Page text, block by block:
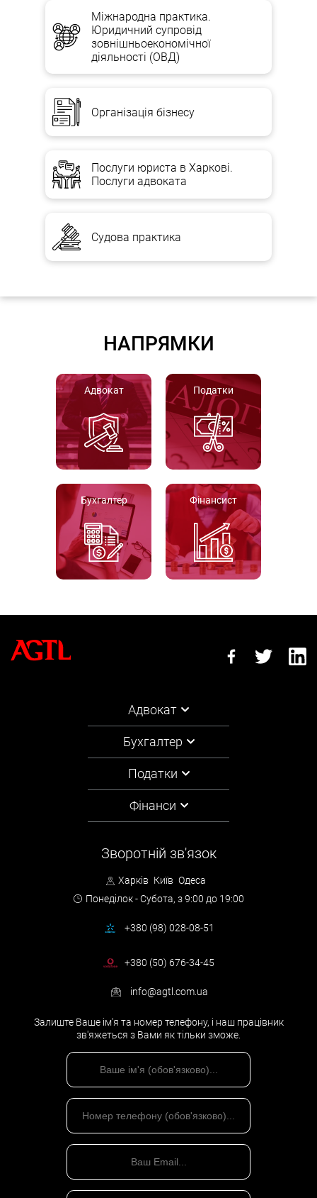
Міжнародна практика.
Юридичний супровід
зовнішньоекономічної
діяльності (ОВД)
Організація бізнесу
Послуги юриста в Харкові.
Послуги адвоката
Судова практика
НАПРЯМКИ
Адвокат Податки
Бухгалтер Фінансист
Адвокат
Бухгалтер
Податки
Фінанси
Зворотній зв'язок
Харків Київ Одеса
Понеділок - Субота, з 9:00 до 19:00
+380 (98) 028-08-51
+380 (50) 676-34-45
info@agtl.com.ua
Залиште Ваше ім'я та номер телефону, і наш працівник
зв'яжеться з Вами як тільки зможе.